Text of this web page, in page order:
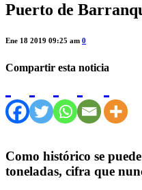
Puerto de
Ene 18 2019 09:25 am 0
Compartir esta noticia
Como histórico se
toneladas, cifra que